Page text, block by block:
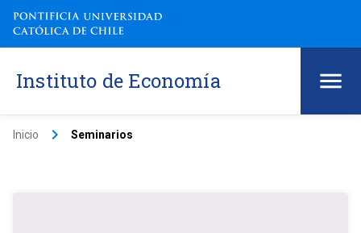
Instituto de Economía
Inicio keyboard_arrow_right Seminarios